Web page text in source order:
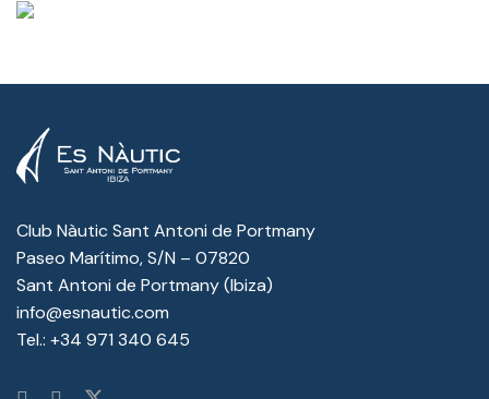
Club Nàutic Sant Antoni de Portmany
Paseo Marítimo, S/N – 07820
Sant Antoni de Portmany (Ibiza)
info@esnautic.com
Tel.: +34 971 340 645